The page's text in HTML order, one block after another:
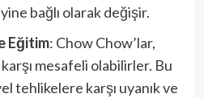
bağlı olarak değişir.
Eğitim: Chow Chow’lar,
mesafeli olabilirler. Bu
tehlikelere karşı uyanık ve